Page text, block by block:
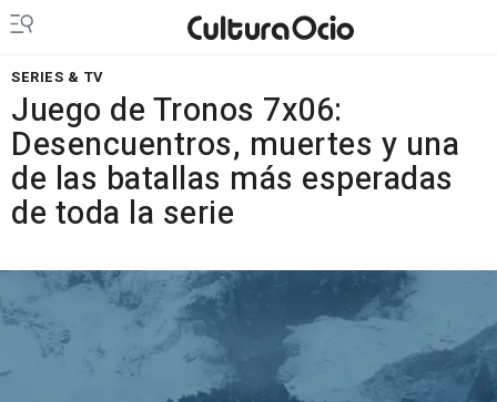
SERIES & TV
Juego de Tronos 7x06:
Desencuentros, muertes y una
de las batallas más esperadas
de toda la serie